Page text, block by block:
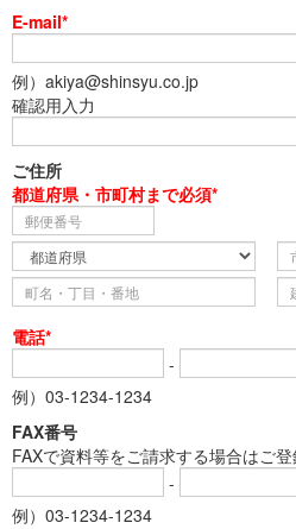
E-mail*
例）akiya@shinsyu.co.jp
確認用入力
ご住所
都道府県・市町村まで必須*
電話*
-
例）03-1234-1234
FAX番号
FAXで資料等をご請求する場合はご登
-
例）03-1234-1234